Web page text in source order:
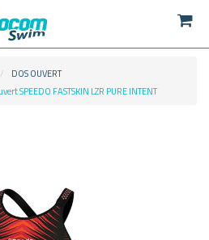
DOS OUVERT
SPEEDO FASTSKIN LZR PURE INTENT